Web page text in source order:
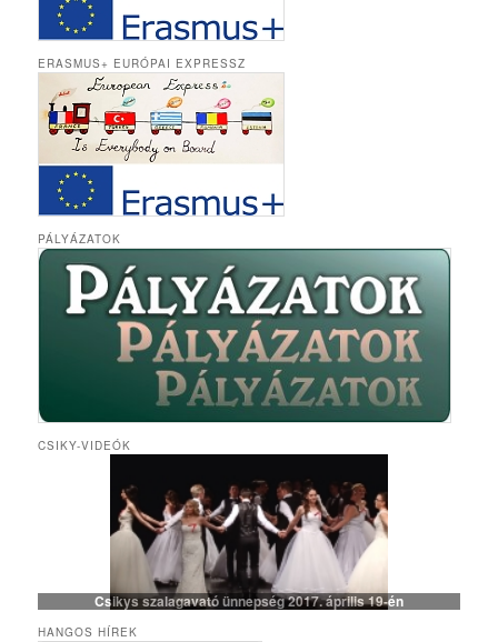
ERASMUS+ EURÓPAI EXPRESSZ
PÁLYÁZATOK
CSIKY-VIDEÓK
Csikys szalagavató ünnepség 2017. április 19-én
HANGOS HÍREK